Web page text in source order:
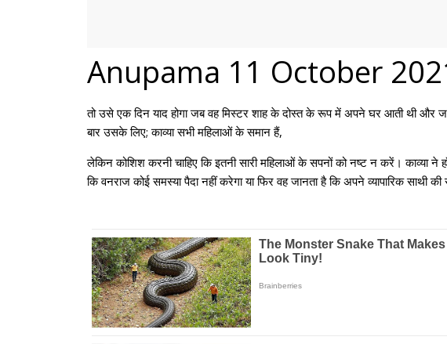
Anupama 11 October
तो उसे एक दिन याद होगा जब वह मिस्टर शाह के दोस्त के रूप में अपने घर आती थी और
बार उसके लिए; काव्या सभी महिलाओं के समान हैं,
लेकिन कोशिश करनी चाहिए कि इतनी सारी महिलाओं के सपनों को नष्ट न करें। काव्या
कि वनराज कोई समस्या पैदा नहीं करेगा या फिर वह जानता है कि अपने व्यापारिक साथी